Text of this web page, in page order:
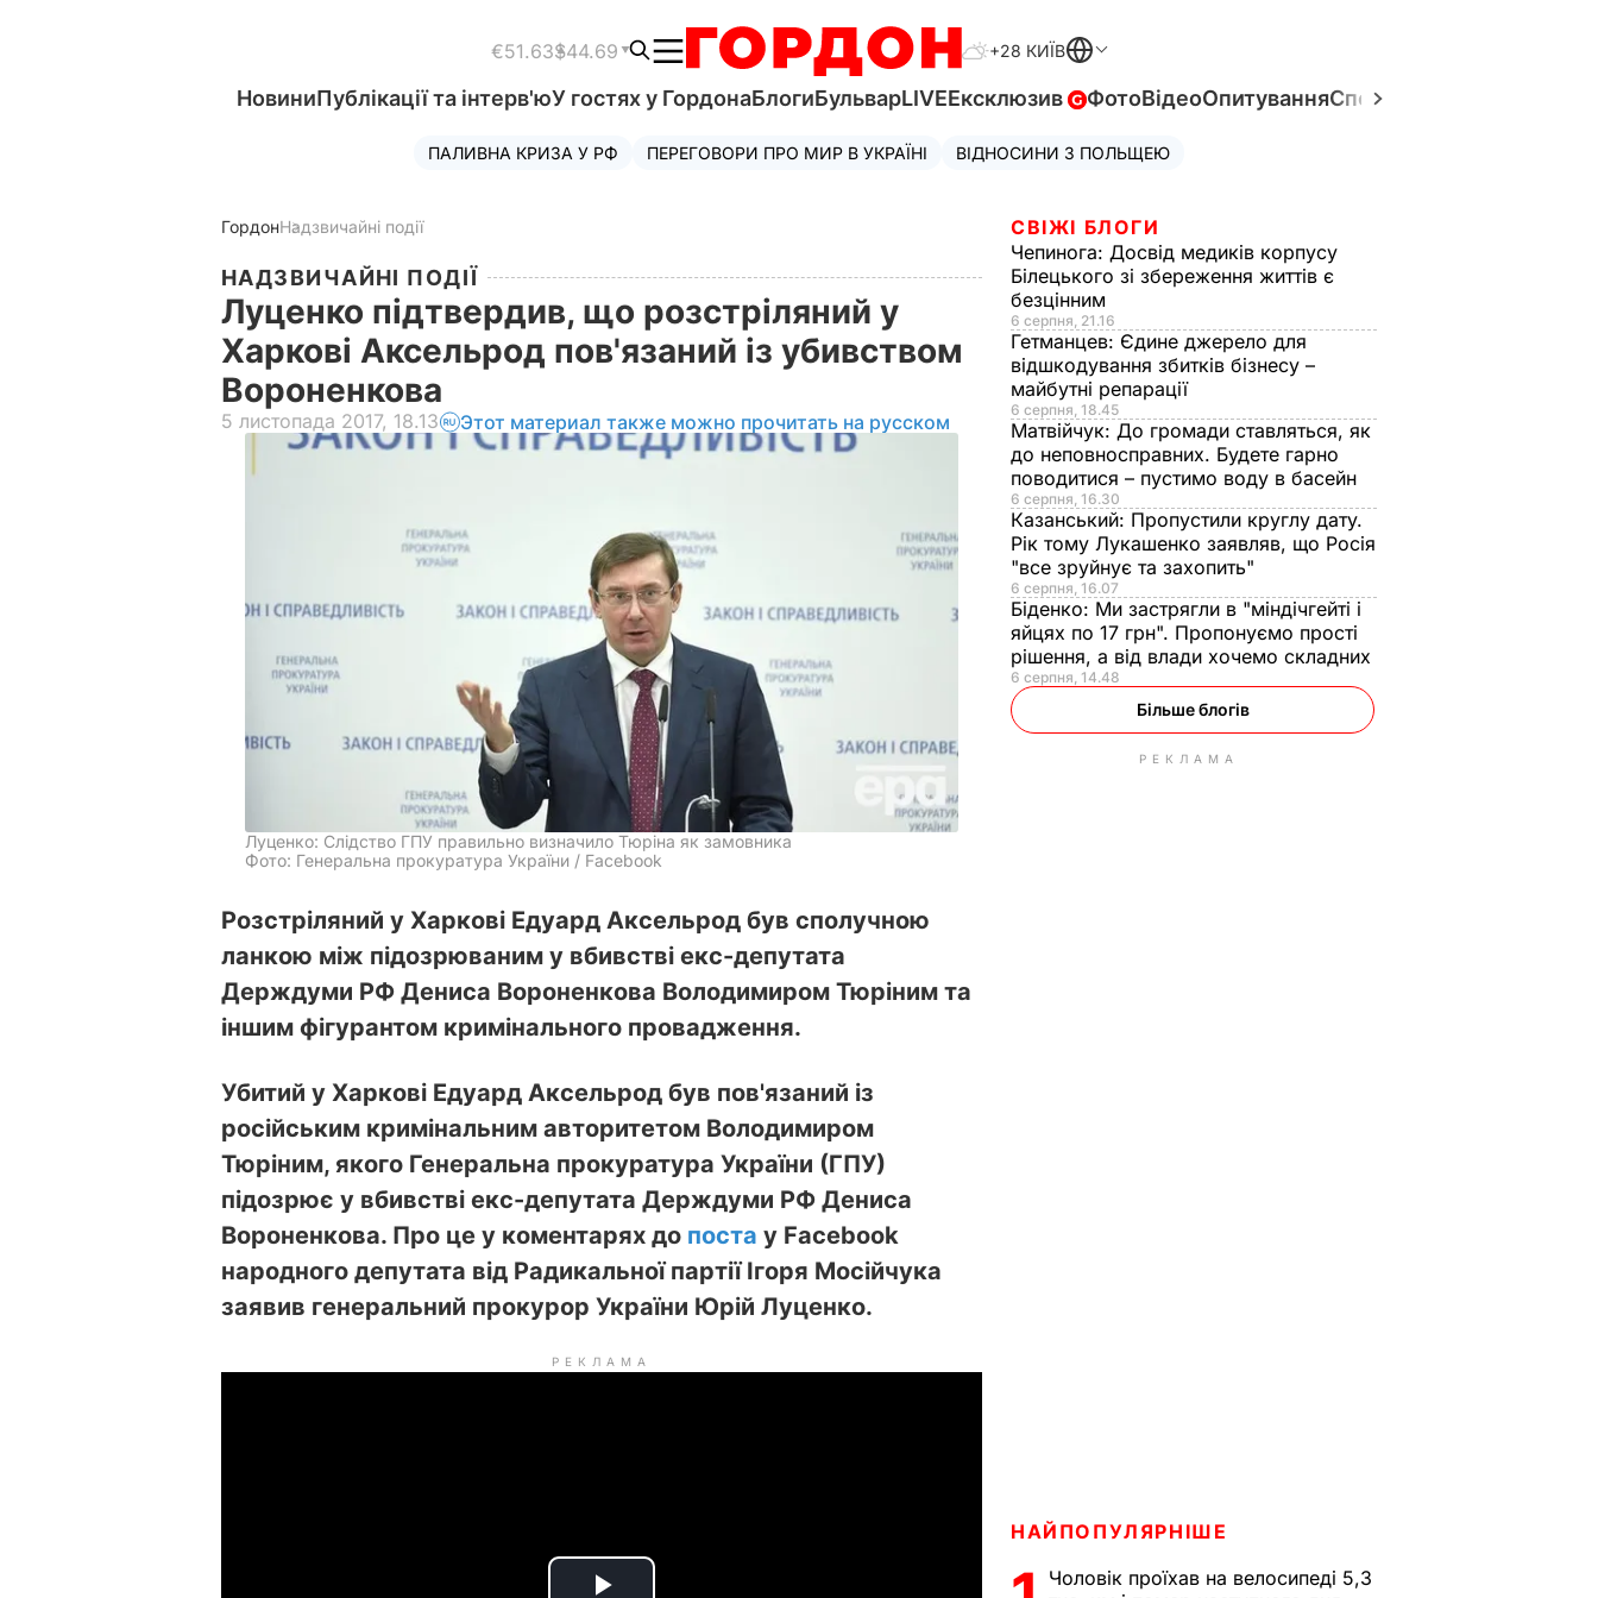
€51.63$44.69 +28 КИЇВ
НовиниПублікації та інтерв'юУ гостях у ГордонаБлогиБульварLIVEЕксклюзив ФотоВідеоОпитуванняСпецпроєкти
ПАЛИВНА КРИЗА У РФ ПЕРЕГОВОРИ ПРО МИР В УКРАЇНІ ВІДНОСИНИ З ПОЛЬЩЕЮ
ГордонНадзвичайні події
НАДЗВИЧАЙНІ ПОДІЇ
Луценко підтвердив, що розстріляний у
Харкові Аксельрод пов'язаний із убивством
Вороненкова
5 листопада 2017, 18.13 Этот материал также можно прочитать на русском
Луценко: Слідство ГПУ правильно визначило Тюріна як замовника
Фото: Генеральна прокуратура України / Facebook
Розстріляний у Харкові Едуард Аксельрод був сполучною
ланкою між підозрюваним у вбивстві екс-депутата
Держдуми РФ Дениса Вороненкова Володимиром Тюріним та
іншим фігурантом кримінального провадження.
Убитий у Харкові Едуард Аксельрод був пов'язаний із
російським кримінальним авторитетом Володимиром
Тюріним, якого Генеральна прокуратура України (ГПУ)
підозрює у вбивстві екс-депутата Держдуми РФ Дениса
Вороненкова. Про це у коментарях до поста у Facebook
народного депутата від Радикальної партії Ігоря Мосійчука
заявив генеральний прокурор України Юрій Луценко.
РЕКЛАМА
СВІЖІ БЛОГИ
Чепинога: Досвід медиків корпусу
Білецького зі збереження життів є
безцінним
6 серпня, 21.16
Гетманцев: Єдине джерело для
відшкодування збитків бізнесу –
майбутні репарації
6 серпня, 18.45
Матвійчук: До громади ставляться, як
до неповносправних. Будете гарно
поводитися – пустимо воду в басейн
6 серпня, 16.30
Казанський: Пропустили круглу дату.
Рік тому Лукашенко заявляв, що Росія
"все зруйнує та захопить"
6 серпня, 16.07
Біденко: Ми застрягли в "міндічгейті і
яйцях по 17 грн". Пропонуємо прості
рішення, а від влади хочемо складних
6 серпня, 14.48
Більше блогів
РЕКЛАМА
НАЙПОПУЛЯРНІШЕ
Чоловік проїхав на велосипеді 5,3